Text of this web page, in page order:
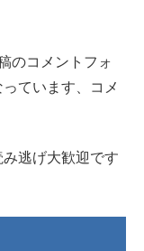
のコメントフォ
ています、コメ
逃げ大歓迎です